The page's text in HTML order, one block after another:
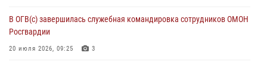
В ОГВ(с) завершилась служебная командировка сотрудников ОМОН
Росгвардии
20 июля 2026, 09:25 3